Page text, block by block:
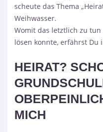
scheute das Thema
Weihwasser.
Womit das letztlich zu
lösen konnte, erfährst Du
HEIRAT?
MICH